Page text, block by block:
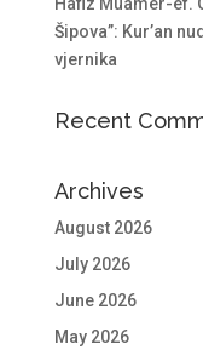
Hafiz Muamer-ef.
Šipova”: Kur’an
vjernika
Recent
Archives
August 2026
July 2026
June 2026
May 2026